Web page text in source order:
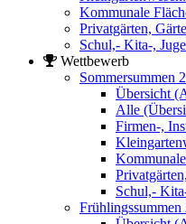
Kommunale
Privatgärten,
Schul,- Kita-,
Wettbewerb
Sommersummen
Übersicht
Alle
Firmen-,
Schul,-